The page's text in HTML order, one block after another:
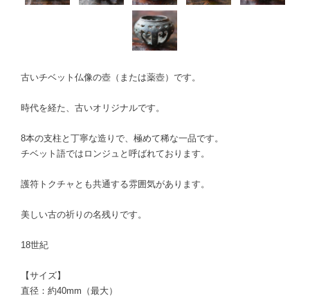
古いチベット仏像の壺（または薬壺）です。
時代を経た、古いオリジナルです。
8本の支柱と丁寧な造りで、極めて稀な一品です。
チベット語ではロンジュと呼ばれております。
護符トクチャとも共通する雰囲気があります。
美しい古の祈りの名残りです。
18世紀
【サイズ】
直径：約40mm（最大）